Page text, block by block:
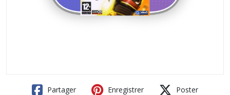
Partager Enregistrer Poster